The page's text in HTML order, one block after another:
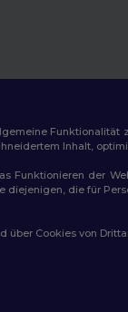
Inhalt,
Funktionieren der
die für
Cookies von